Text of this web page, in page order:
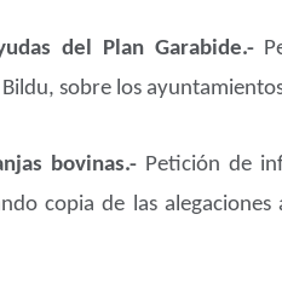
del Plan Garabide.-
sobre los
bovinas.- Petición de
copia de las